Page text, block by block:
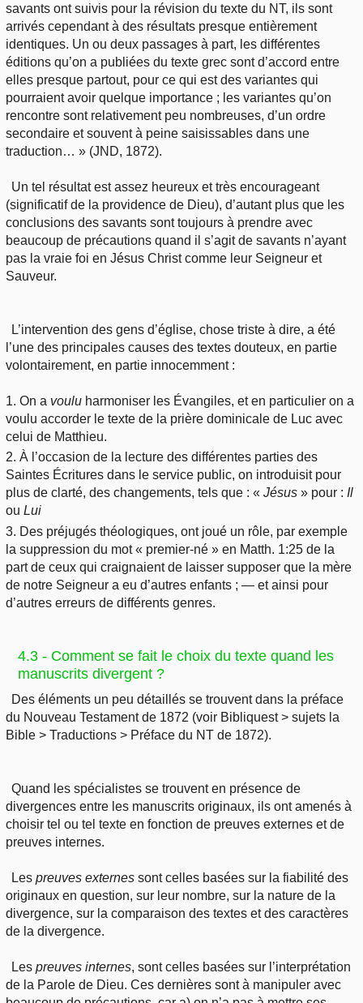
savants ont suivis pour la révision du texte du NT, ils sont
arrivés cependant à des résultats presque entièrement
identiques. Un ou deux passages à part, les différentes
éditions qu’on a publiées du texte grec sont d’accord entre
elles presque partout, pour ce qui est des variantes qui
pourraient avoir quelque importance ; les variantes qu’on
rencontre sont relativement peu nombreuses, d’un ordre
secondaire et souvent à peine saisissables dans une
traduction… » (JND, 1872).
Un tel résultat est assez heureux et très encourageant
(significatif de la providence de Dieu), d’autant plus que les
conclusions des savants sont toujours à prendre avec
beaucoup de précautions quand il s’agit de savants n’ayant
pas la vraie foi en Jésus Christ comme leur Seigneur et
Sauveur.
L’intervention des gens d’église, chose triste à dire, a été
l’une des principales causes des textes douteux, en partie
volontairement, en partie innocemment :
1. On a voulu harmoniser les Évangiles, et en particulier on a
voulu accorder le texte de la prière dominicale de Luc avec
celui de Matthieu.
2. À l’occasion de la lecture des différentes parties des
Saintes Écritures dans le service public, on introduisit pour
plus de clarté, des changements, tels que : « Jésus » pour : Il
ou Lui
3. Des préjugés théologiques, ont joué un rôle, par exemple
la suppression du mot « premier-né » en Matth. 1:25 de la
part de ceux qui craignaient de laisser supposer que la mère
de notre Seigneur a eu d’autres enfants ; — et ainsi pour
d’autres erreurs de différents genres.
4.3 - Comment se fait le choix du texte quand les
manuscrits divergent ?
Des éléments un peu détaillés se trouvent dans la préface
du Nouveau Testament de 1872 (voir Bibliquest > sujets la
Bible > Traductions > Préface du NT de 1872).
Quand les spécialistes se trouvent en présence de
divergences entre les manuscrits originaux, ils ont amenés à
choisir tel ou tel texte en fonction de preuves externes et de
preuves internes.
Lespreuves externes sont celles basées sur la fiabilité des
originaux en question, sur leur nombre, sur la nature de la
divergence, sur la comparaison des textes et des caractères
de la divergence.
Lespreuves internes, sont celles basées sur l’interprétation
de la Parole de Dieu. Ces dernières sont à manipuler avec